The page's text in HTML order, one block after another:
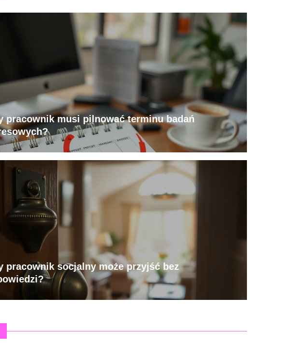
pracownik musi pilnować terminu badań
pracownik socjalny może przyjść bez